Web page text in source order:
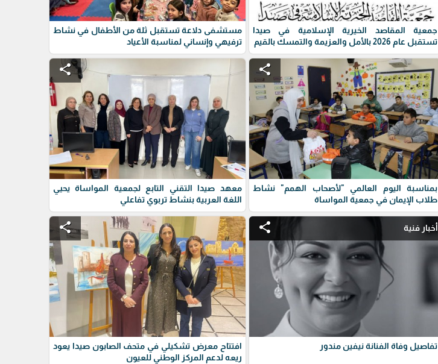
جمعية المقاصد الخيرية الإسلامية في صيدا
تستقبل عام 2026 بالأمل والعزيمة والتمسك بالقيم
مستشفى دلاعة تستقبل ثلة من الأطفال في نشاط
ترفيهي وإنساني لمناسبة الأعياد
share
بمناسبة اليوم العالمي "لأصحاب الهمم" نشاط
طلاب الإيمان في جمعية المواساة
share
معهد صيدا التقني التابع لجمعية المواساة يحيي
اللغة العربية بنشاط تربوي تفاعلي
share أخبار فنية
تفاصيل وفاة الفنانة نيفين مندور
share
افتتاح معرض تشكيلي في متحف الصابون صيدا يعود
ريعه لدعم المركز الوطني للعيون